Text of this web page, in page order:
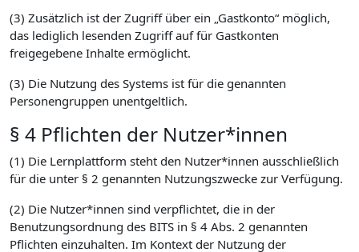
(3) Zusätzlich ist der Zugriff über ein „Gastkonto“ möglich,
das lediglich lesenden Zugriff auf für Gastkonten
freigegebene Inhalte ermöglicht.
(3) Die Nutzung des Systems ist für die genannten
Personengruppen unentgeltlich.
§ 4 Pflichten der Nutzer*innen
(1) Die Lernplattform steht den Nutzer*innen ausschließlich
für die unter § 2 genannten Nutzungszwecke zur Verfügung.
(2) Die Nutzer*innen sind verpflichtet, die in der
Benutzungsordnung des BITS in § 4 Abs. 2 genannten
Pflichten einzuhalten. Im Kontext der Nutzung der